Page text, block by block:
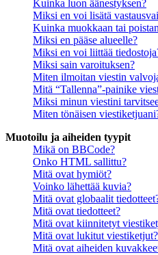
Kuinka luon äänestyksen?
Miksi en voi lisätä
Kuinka muokkaan tai
Miksi en pääse alueelle?
Miksi en voi liittää
Miksi sain varoituksen?
Miten ilmoitan viestin
Mitä “Tallenna”-painike
Miksi minun viestini
Miten tönäisen
Muotoilu ja aiheiden tyypit
Mikä on BBCode?
Onko HTML sallittu?
Mitä ovat hymiöt?
Voinko lähettää kuvia?
Mitä ovat globaalit
Mitä ovat tiedotteet?
Mitä ovat kiinnitetyt
Mitä ovat lukitut viestiketjut?
Mitä ovat aiheiden